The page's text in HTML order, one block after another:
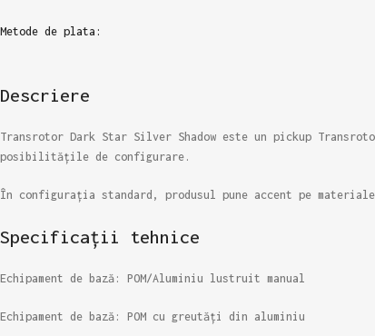
Metode de plata:
Descriere
Transrotor Dark Star Silver Shadow este un pickup
posibilitățile de configurare.
În configurația standard, produsul pune accent pe
Specificații tehnice
Echipament de bază: POM/Aluminiu lustruit manual
Echipament de bază: POM cu greutăți din aluminiu